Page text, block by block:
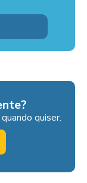
quiser.